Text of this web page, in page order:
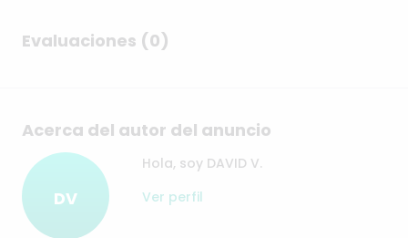
Evaluaciones (0)
Acerca del autor del anuncio
DV
Hola, soy DAVID V.
Ver perfil